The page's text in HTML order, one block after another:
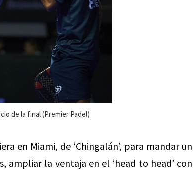
de la final (Premier Padel)
en Miami, de ‘Chingalán’, para mandar un
ampliar la ventaja en el ‘head to head’ con